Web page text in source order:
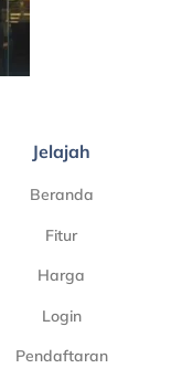
Jelajah
Beranda
Fitur
Harga
Login
Pendaftaran